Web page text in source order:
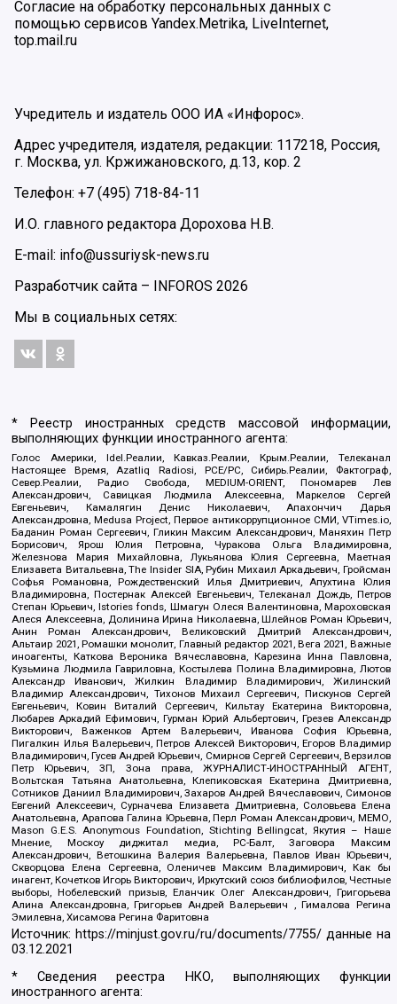
Согласие на обработку персональных данных с
помощью сервисов Yandex.Metrika, LiveInternet,
top.mail.ru
Учредитель и издатель ООО ИА «Инфорос».
Адрес учредителя, издателя, редакции: 117218, Россия,
г. Москва, ул. Кржижановского, д.13, кор. 2
Телефон: +7 (495) 718-84-11
И.О. главного редактора Дорохова Н.В.
E-mail: info@ussuriysk-news.ru
Разработчик сайта –
INFOROS 2026
Мы в социальных сетях:
* Реестр иностранных средств массовой информации,
выполняющих функции иностранного агента:
Голос Америки, Idel.Реалии, Кавказ.Реалии, Крым.Реалии, Телеканал
Настоящее Время, Azatliq Radiosi, PCE/PC, Сибирь.Реалии, Фактограф,
Север.Реалии, Радио Свобода, MEDIUM-ORIENT, Пономарев Лев
Александрович, Савицкая Людмила Алексеевна, Маркелов Сергей
Евгеньевич, Камалягин Денис Николаевич, Апахончич Дарья
Александровна, Medusa Project, Первое антикоррупционное СМИ, VTimes.io,
Баданин Роман Сергеевич, Гликин Максим Александрович, Маняхин Петр
Борисович, Ярош Юлия Петровна, Чуракова Ольга Владимировна,
Железнова Мария Михайловна, Лукьянова Юлия Сергеевна, Маетная
Елизавета Витальевна, The Insider SIA, Рубин Михаил Аркадьевич, Гройсман
Софья Романовна, Рождественский Илья Дмитриевич, Апухтина Юлия
Владимировна, Постернак Алексей Евгеньевич, Телеканал Дождь, Петров
Степан Юрьевич, Istories fonds, Шмагун Олеся Валентиновна, Мароховская
Алеся Алексеевна, Долинина Ирина Николаевна, Шлейнов Роман Юрьевич,
Анин Роман Александрович, Великовский Дмитрий Александрович,
Альтаир 2021, Ромашки монолит, Главный редактор 2021, Вега 2021, Важные
иноагенты, Каткова Вероника Вячеславовна, Карезина Инна Павловна,
Кузьмина Людмила Гавриловна, Костылева Полина Владимировна, Лютов
Александр Иванович, Жилкин Владимир Владимирович, Жилинский
Владимир Александрович, Тихонов Михаил Сергеевич, Пискунов Сергей
Евгеньевич, Ковин Виталий Сергеевич, Кильтау Екатерина Викторовна,
Любарев Аркадий Ефимович, Гурман Юрий Альбертович, Грезев Александр
Викторович, Важенков Артем Валерьевич, Иванова София Юрьевна,
Пигалкин Илья Валерьевич, Петров Алексей Викторович, Егоров Владимир
Владимирович, Гусев Андрей Юрьевич, Смирнов Сергей Сергеевич, Верзилов
Петр Юрьевич, ЗП, Зона права, ЖУРНАЛИСТ-ИНОСТРАННЫЙ АГЕНТ,
Вольтская Татьяна Анатольевна, Клепиковская Екатерина Дмитриевна,
Сотников Даниил Владимирович, Захаров Андрей Вячеславович, Симонов
Евгений Алексеевич, Сурначева Елизавета Дмитриевна, Соловьева Елена
Анатольевна, Арапова Галина Юрьевна, Перл Роман Александрович, МЕМО,
Mason G.E.S. Anonymous Foundation, Stichting Bellingcat, Якутия – Наше
Мнение, Москоу диджитал медиа, РС-Балт, Заговора Максим
Александрович, Ветошкина Валерия Валерьевна, Павлов Иван Юрьевич,
Скворцова Елена Сергеевна, Оленичев Максим Владимирович, Как бы
инагент, Кочетков Игорь Викторович, Иркутский союз библиофилов, Честные
выборы, Нобелевский призыв, Еланчик Олег Александрович, Григорьева
Алина Александровна, Григорьев Андрей Валерьевич , Гималова Регина
Эмилевна, Хисамова Регина Фаритовна
Источник: https://minjust.gov.ru/ru/documents/7755/ данные на
03.12.2021
* Сведения реестра НКО, выполняющих функции
иностранного агента: